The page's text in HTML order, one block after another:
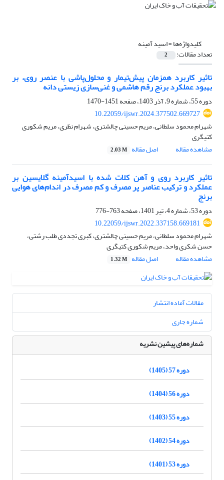
کلیدواژه‌ها =اسید آمینه
تعداد مقالات: 2
تاثیر کاربرد همزمان پیش‌تیمار و محلول‌پاشی با عنصر روی، بر
بهبود عملکرد برنج رقم هاشمی و غنی‌سازی زیستی دانه
دوره 55، شماره 9، آذر 1403، صفحه
1451-1470
10.22059/ijswr.2024.377502.669727
شهرام محمود سلطانی، مریم حسینی چالشتری، شهرام نظری، مریم شکوری
کتیگری
مشاهده مقاله
اصل مقاله 2.03 M
تاثیر کاربرد روی و آهن کلات شده با اسید‌آمینه گلایسین بر
عملکرد و ترکیب عناصر پر مصرف و کم مصرف در اندام‌های هوایی
برنج
دوره 53، شماره 4، تیر 1401، صفحه
763-776
10.22059/ijswr.2022.337158.669181
شهرام محمود سلطانی، مریم حسینی چالشتری، کبری تجددی طلب رشتی،
حسن شکری واحد، مریم شکوری کتیگری
مشاهده مقاله
اصل مقاله 1.32 M
مقالات آماده انتشار
شماره جاری
شماره‌های پیشین نشریه
دوره 57 (1405)
دوره 56 (1404)
دوره 55 (1403)
دوره 54 (1402)
دوره 53 (1401)